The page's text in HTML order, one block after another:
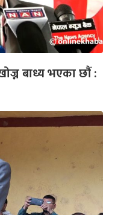
बाध्य भएका छौं :